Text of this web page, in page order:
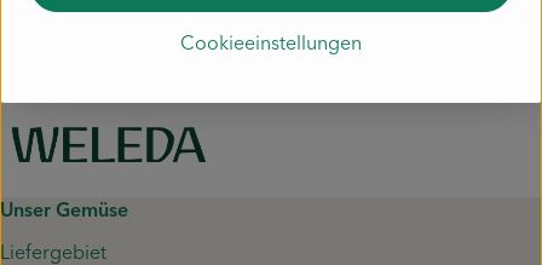
zur WebSite
(Daten von Ecoinform)
Unser Gemüse
Liefergebiet
Cookieeinstellungen